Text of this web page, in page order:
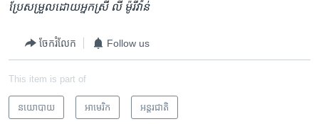
ប្រែសម្រួល​ដោយ​អ្នកស្រី លី ម៉ូរីវ៉ាន់
ចែករំលែក Follow us
This item is part of
នយោបាយ អាមេរិក​ អន្តរជាតិ